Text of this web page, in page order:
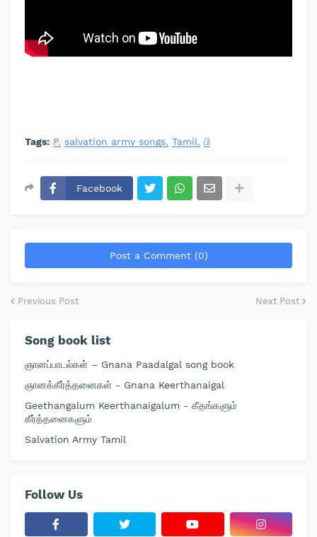
Tags: P salvation army songs Tamil பி
Facebook
Post a Comment (0)
Previous Post Next Post
Song book list
ஞானப்பாடல்கள் – Gnana Paadalgal song book
ஞானக்கீர்த்தனைகள் - Gnana Keerthanaigal
Geethangalum Keerthanaigalum - கீதங்களும்
கீர்த்தனைகளும்
Salvation Army Tamil
Follow Us